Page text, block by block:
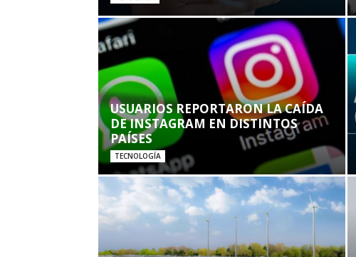
USUARIOS REPORTARON LA CAÍDA
DE INSTAGRAM EN DISTINTOS
PAÍSES
TECNOLOGÍA